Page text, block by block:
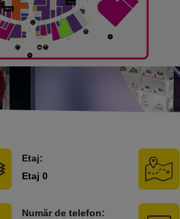
Etaj:
Etaj 0
Număr de telefon: